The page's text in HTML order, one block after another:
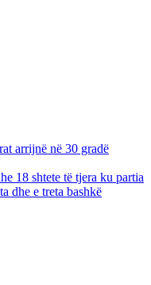
arrijnë në 30 gradë
18 shtete të tjera ku partia
dhe e treta bashkë